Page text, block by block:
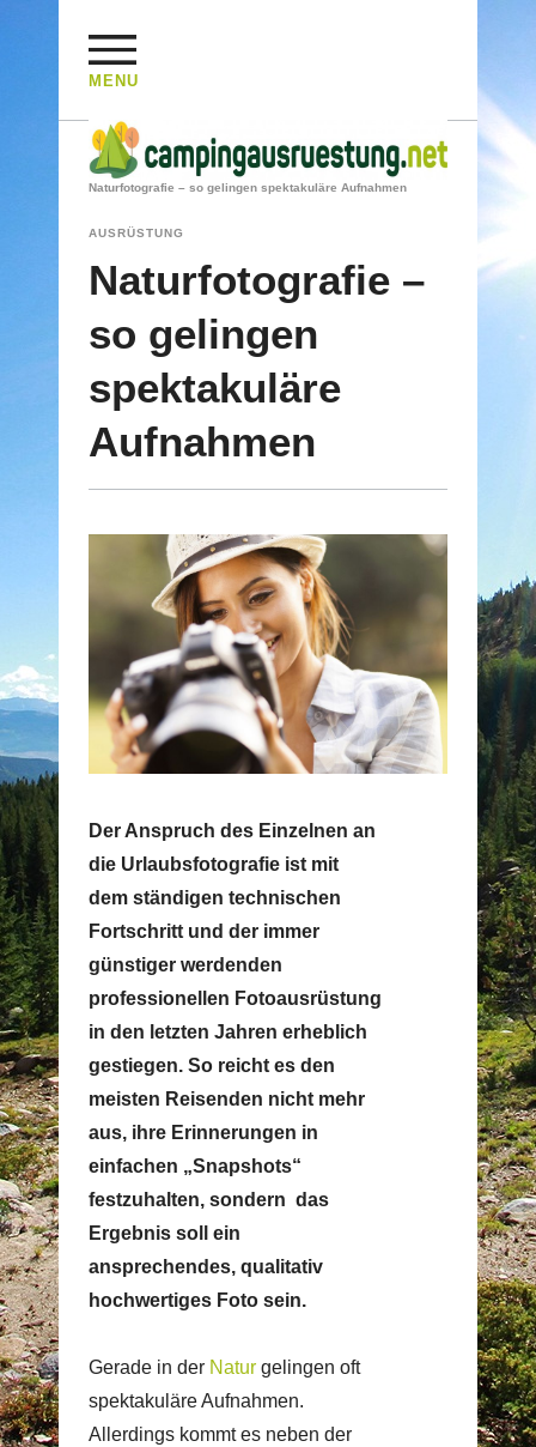
MENU
HOME/ AUSRÜSTUNG /
Naturfotografie – so gelingen spektakuläre Aufnahmen
AUSRÜSTUNG
Naturfotografie –
so gelingen
spektakuläre
Aufnahmen
Der Anspruch des Einzelnen an
die Urlaubsfotografie ist mit
dem ständigen technischen
Fortschritt und der immer
günstiger werdenden
professionellen Fotoausrüstung
in den letzten Jahren erheblich
gestiegen. So reicht es den
meisten Reisenden nicht mehr
aus, ihre Erinnerungen in
einfachen „Snapshots“
festzuhalten, sondern das
Ergebnis soll ein
ansprechendes, qualitativ
hochwertiges Foto sein.
Gerade in der Natur gelingen oft
spektakuläre Aufnahmen.
Allerdings kommt es neben der